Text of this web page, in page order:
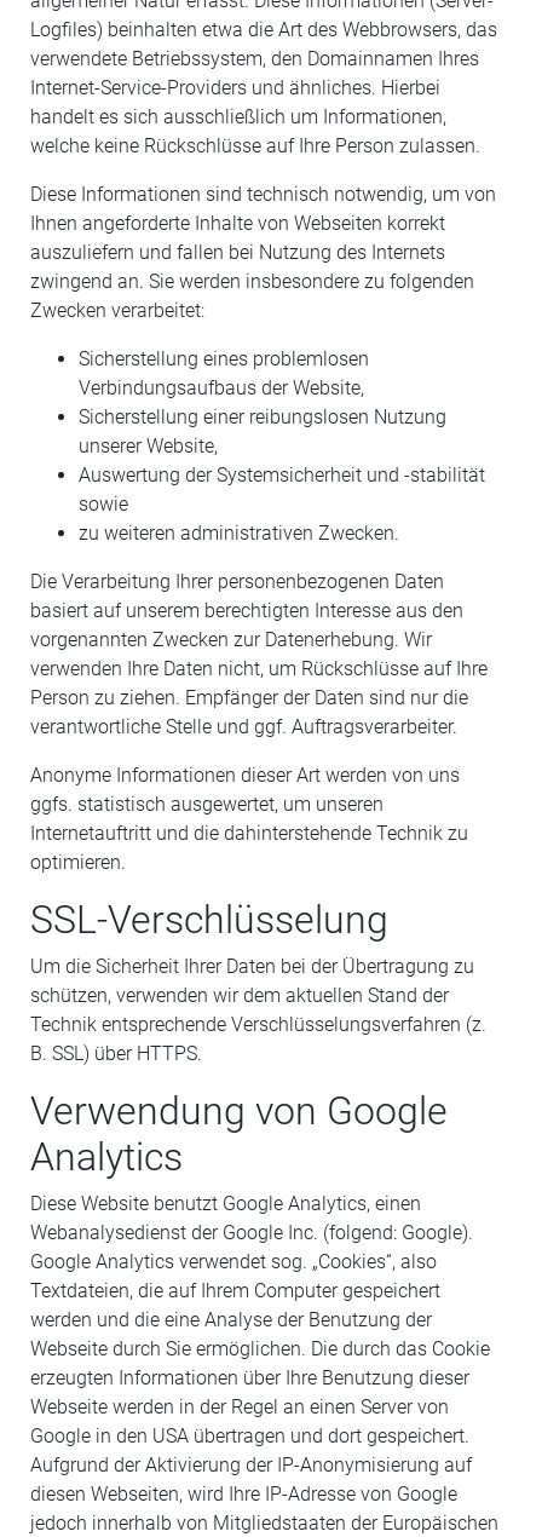
Logfiles) beinhalten etwa die Art des Webbrowsers, das
verwendete Betriebssystem, den Domainnamen Ihres
Internet-Service-Providers und ähnliches. Hierbei
handelt es sich ausschließlich um Informationen,
welche keine Rückschlüsse auf Ihre Person zulassen.
Diese Informationen sind technisch notwendig, um von
Ihnen angeforderte Inhalte von Webseiten korrekt
auszuliefern und fallen bei Nutzung des Internets
zwingend an. Sie werden insbesondere zu folgenden
Zwecken verarbeitet:
Sicherstellung eines problemlosen
Verbindungsaufbaus der Website,
Sicherstellung einer reibungslosen Nutzung
unserer Website,
Auswertung der Systemsicherheit und -stabilität
sowie
zu weiteren administrativen Zwecken.
Die Verarbeitung Ihrer personenbezogenen Daten
basiert auf unserem berechtigten Interesse aus den
vorgenannten Zwecken zur Datenerhebung. Wir
verwenden Ihre Daten nicht, um Rückschlüsse auf Ihre
Person zu ziehen. Empfänger der Daten sind nur die
verantwortliche Stelle und ggf. Auftragsverarbeiter.
Anonyme Informationen dieser Art werden von uns
ggfs. statistisch ausgewertet, um unseren
Internetauftritt und die dahinterstehende Technik zu
optimieren.
SSL-Verschlüsselung
Um die Sicherheit Ihrer Daten bei der Übertragung zu
schützen, verwenden wir dem aktuellen Stand der
Technik entsprechende Verschlüsselungsverfahren (z.
B. SSL) über HTTPS.
Verwendung von Google
Analytics
Diese Website benutzt Google Analytics, einen
Webanalysedienst der Google Inc. (folgend: Google).
Google Analytics verwendet sog. „Cookies“, also
Textdateien, die auf Ihrem Computer gespeichert
werden und die eine Analyse der Benutzung der
Webseite durch Sie ermöglichen. Die durch das Cookie
erzeugten Informationen über Ihre Benutzung dieser
Webseite werden in der Regel an einen Server von
Google in den USA übertragen und dort gespeichert.
Aufgrund der Aktivierung der IP-Anonymisierung auf
diesen Webseiten, wird Ihre IP-Adresse von Google
jedoch innerhalb von Mitgliedstaaten der Europäischen